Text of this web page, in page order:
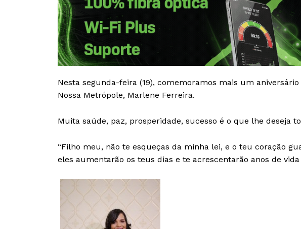
Nesta segunda-feira (19), comemoramos mais um
Nossa Metrópole, Marlene Ferreira.
Muita saúde, paz, prosperidade, sucesso é o que lhe deseja
“Filho meu, não te esqueças da minha lei, e o teu coração
eles aumentarão os teus dias e te acrescentarão anos de vida